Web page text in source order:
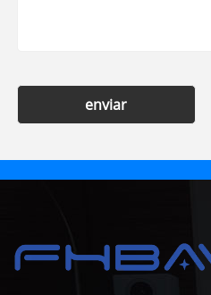
enviar